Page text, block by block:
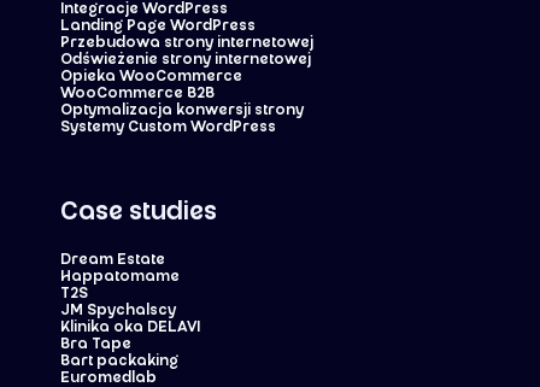
Integracje WordPress
Landing Page WordPress
Przebudowa strony internetowej
Odświeżenie strony internetowej
Opieka WooCommerce
WooCommerce B2B
Optymalizacja konwersji strony
Systemy Custom WordPress
Case studies
Dream Estate
Happatomame
T2S
JM Spychalscy
Klinika oka DELAVI
Bra Tape
Bart packaking
Euromedlab